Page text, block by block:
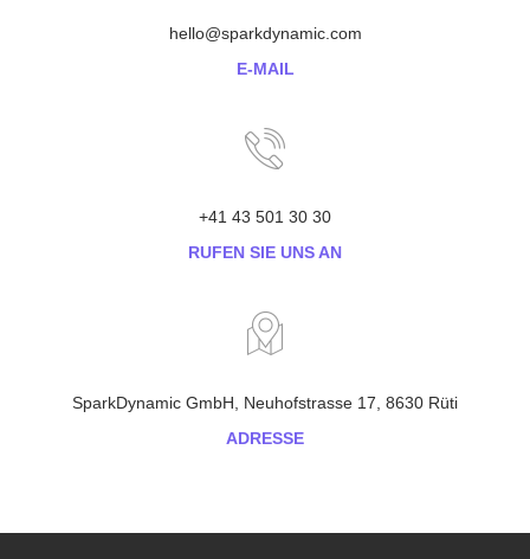
hello@sparkdynamic.com
E-MAIL
+41 43 501 30 30
RUFEN SIE UNS AN
SparkDynamic GmbH, Neuhofstrasse 17, 8630 Rüti
ADRESSE